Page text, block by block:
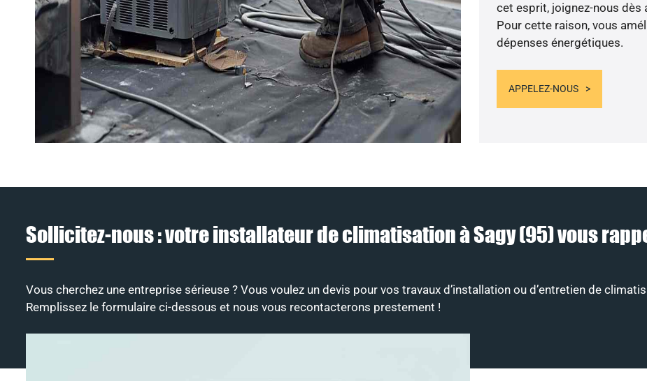
cet esprit, joignez-nous dès
Pour cette raison, vous
dépenses énergétiques.
APPELEZ-NOUS
Sollicitez-nous : votre installateur de climatisation à Sagy (95) vous
Vous cherchez une entreprise sérieuse ? Vous voulez un devis pour vos travaux d’installation ou d’entretien de
Remplissez le formulaire ci-dessous et nous vous recontacterons prestement !